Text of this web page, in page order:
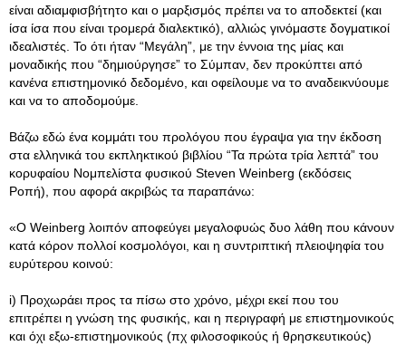
είναι αδιαμφισβήτητο και ο μαρξισμός πρέπει να το αποδεκτεί (και
ίσα ίσα που είναι τρομερά διαλεκτικό), αλλιώς γινόμαστε δογματικοί
ιδεαλιστές. Το ότι ήταν “Μεγάλη”, με την έννοια της μίας και
μοναδικής που “δημιούργησε” το Σύμπαν, δεν προκύπτει από
κανένα επιστημονικό δεδομένο, και οφείλουμε να το αναδεικνύουμε
και να το αποδομούμε.
Βάζω εδώ ένα κομμάτι του προλόγου που έγραψα για την έκδοση
στα ελληνικά του εκπληκτικού βιβλίου “Τα πρώτα τρία λεπτά” του
κορυφαίου Νομπελίστα φυσικού Steven Weinberg (εκδόσεις
Ροπή), που αφορά ακριβώς τα παραπάνω:
«Ο Weinberg λοιπόν αποφεύγει μεγαλοφυώς δυο λάθη που κάνουν
κατά κόρον πολλοί κοσμολόγοι, και η συντριπτική πλειοψηφία του
ευρύτερου κοινού:
i) Προχωράει προς τα πίσω στο χρόνο, μέχρι εκεί που του
επιτρέπει η γνώση της φυσικής, και η περιγραφή με επιστημονικούς
και όχι εξω-επιστημονικούς (πχ φιλοσοφικούς ή θρησκευτικούς)